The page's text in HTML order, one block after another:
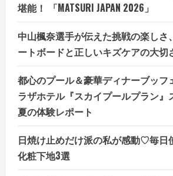
堪能！ 「MATSURI JAPAN 2026」
中山楓奈選手が伝えた挑戦の楽しさ
ートボードと正しいキズケアの大切
都心のプール＆豪華ディナーブッフ
ラザホテル『スカイプールプラン』
夏の体験レポート
日焼け止めだけ派の私が感動♡毎日
化粧下地3選